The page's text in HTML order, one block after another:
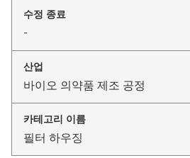
수정 종료
-
산업
바이오 의약품 제조 공정
카테고리 이름
필터 하우징